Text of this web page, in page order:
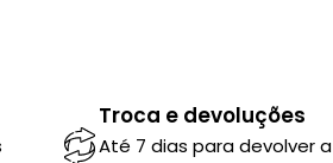
Troca e devoluções
Até 7 dias para devolver a